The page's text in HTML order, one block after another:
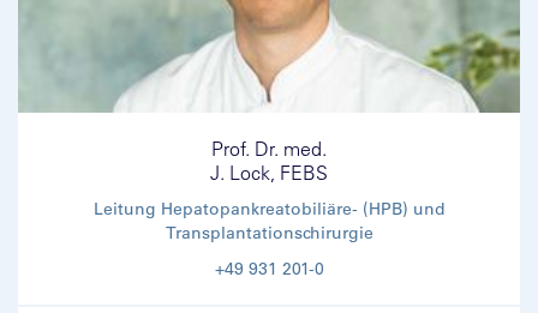
Prof. Dr. med.
J. Lock, FEBS
Leitung Hepatopankreatobiliäre- (HPB) und
Transplantationschirurgie
+49 931 201-0